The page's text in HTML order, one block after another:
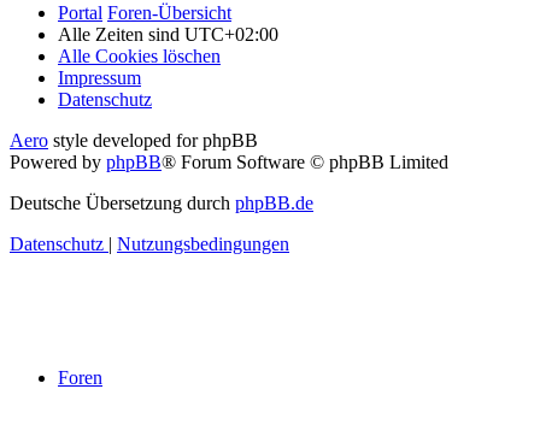
Portal Foren-Übersicht
Alle Zeiten sind UTC+02:00
Alle Cookies löschen
Impressum
Datenschutz
Aero style developed for phpBB
Powered by phpBB® Forum Software © phpBB Limited
Deutsche Übersetzung durch phpBB.de
Datenschutz | Nutzungsbedingungen
Foren